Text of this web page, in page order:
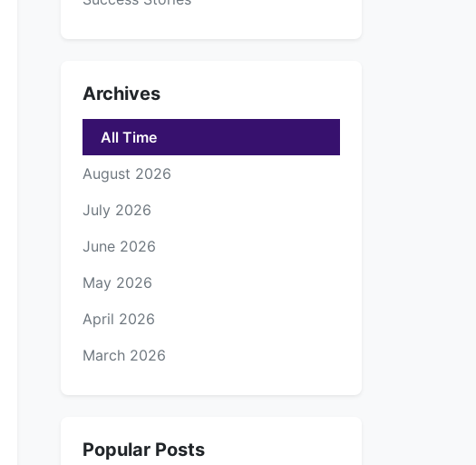
Archives
All Time
August 2026
July 2026
June 2026
May 2026
April 2026
March 2026
Popular Posts